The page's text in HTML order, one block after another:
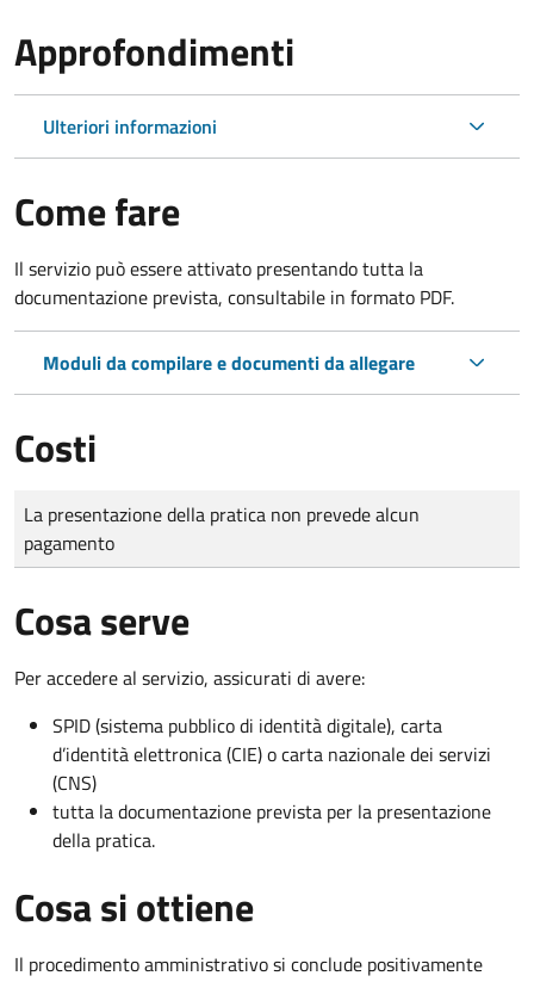
Approfondimenti
Ulteriori informazioni
Come fare
Il servizio può essere attivato presentando tutta la
documentazione prevista, consultabile in formato PDF.
Moduli da compilare e documenti da allegare
Costi
Tipo di pagamento
Importo
La presentazione della pratica non prevede alcun
pagamento
Cosa serve
Per accedere al servizio, assicurati di avere:
SPID (sistema pubblico di identità digitale), carta
d’identità elettronica (CIE) o carta nazionale dei servizi
(CNS)
tutta la documentazione prevista per la presentazione
della pratica.
Cosa si ottiene
Il procedimento amministrativo si conclude positivamente